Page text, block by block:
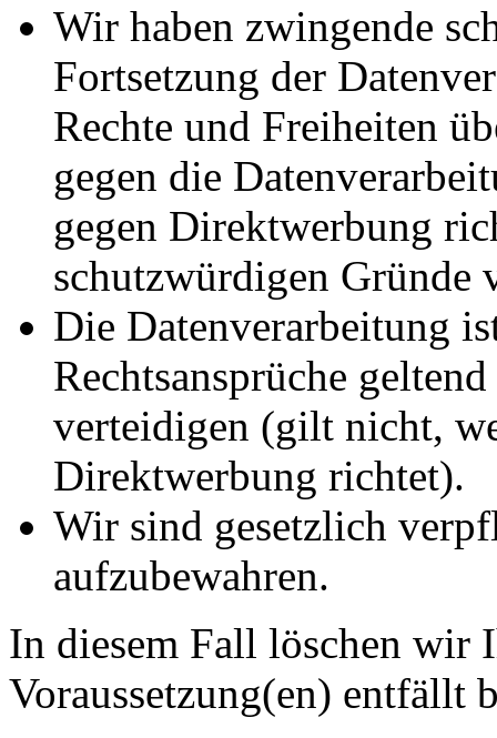
Wir haben zwingende
Fortsetzung der
Rechte und Freiheiten
gegen die
gegen Direktwerbung
schutzwürdigen Gründe
Die Datenverarbeitung
Rechtsansprüche
verteidigen (gilt nicht,
Direktwerbung richtet).
Wir sind gesetzlich
aufzubewahren.
In diesem Fall löschen wir
Voraussetzung(en) entfällt